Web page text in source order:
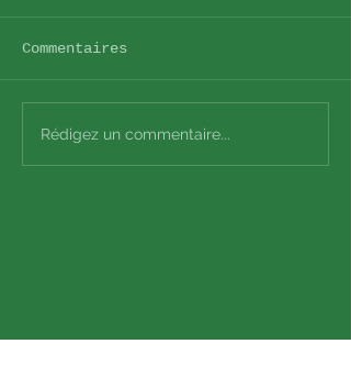
Le RITMO
Commentaires
Rédigez un commentaire...